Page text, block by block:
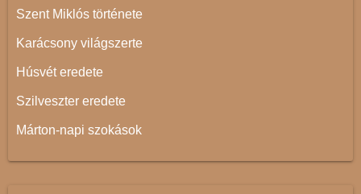
Szent Miklós története
Karácsony világszerte
Húsvét eredete
Szilveszter eredete
Márton-napi szokások